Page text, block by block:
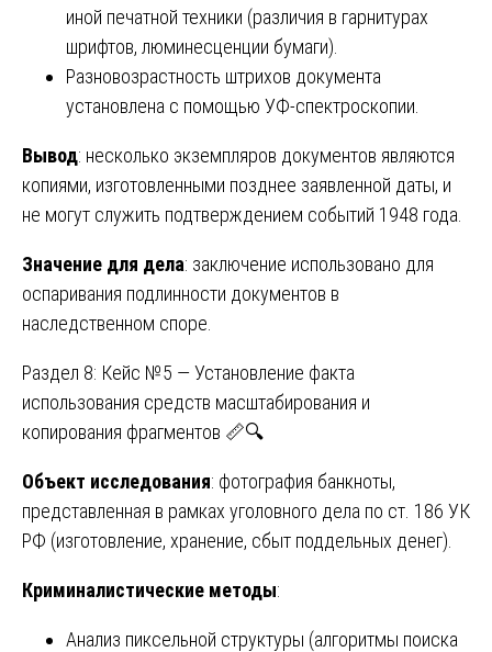
иной печатной техники (различия в гарнитурах
шрифтов, люминесценции бумаги).
Разновозрастность штрихов документа
установлена с помощью УФ-спектроскопии.
Вывод: несколько экземпляров документов являются
копиями, изготовленными позднее заявленной даты, и
не могут служить подтверждением событий 1948 года.
Значение для дела: заключение использовано для
оспаривания подлинности документов в
наследственном споре.
Раздел 8: Кейс №5 — Установление факта
использования средств масштабирования и
копирования фрагментов 📏🔍
Объект исследования: фотография банкноты,
представленная в рамках уголовного дела по ст. 186 УК
РФ (изготовление, хранение, сбыт поддельных денег).
Криминалистические методы:
Анализ пиксельной структуры (алгоритмы поиска